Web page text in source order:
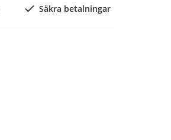
Säkra betalningar